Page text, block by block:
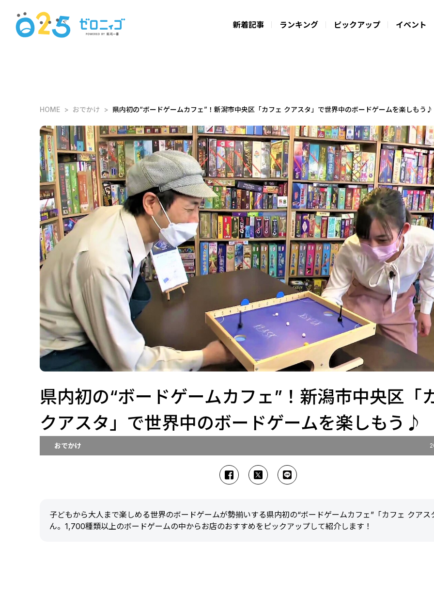
新着記事 ランキング ピックアップ イベント
HOME おでかけ 県内初の“ボードゲームカフェ”！新潟市中央区「カフェ クアスタ」で世界中のボードゲームを楽しもう♪
県内初の“ボードゲームカフェ”！新潟市中央区「
クアスタ」で世界中のボードゲームを楽しもう♪
おでかけ
子どもから大人まで楽しめる世界のボードゲームが勢揃いする県内初の“ボードゲームカフェ”「カフェ クアス
ん。1,700種類以上のボードゲームの中からお店のおすすめをピックアップして紹介します！